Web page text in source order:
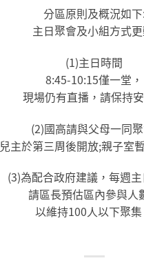
分區原則及概況如
主日聚會及小組方式
(1)主日時間
8:45-10:15僅一堂，
現場仍有直播，請保持
(2)國高請與父母一同
兒主於第三周後開放;親子室
(3)為配合政府建議，每週
請區長預估區內參與人
以維持100人以下聚集